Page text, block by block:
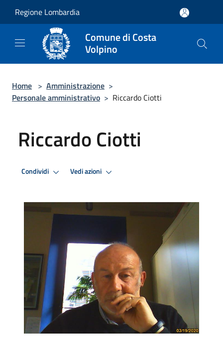
Regione Lombardia
Comune di Costa
Volpino
Home > Amministrazione >
Personale amministrativo > Riccardo Ciotti
Riccardo Ciotti
Condividi Vedi azioni